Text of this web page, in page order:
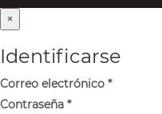
×
Identificarse
Correo electrónico *
Contraseña *